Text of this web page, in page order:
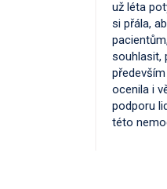
už léta
si přála,
souhlasit,
ocenila i
podporu
této